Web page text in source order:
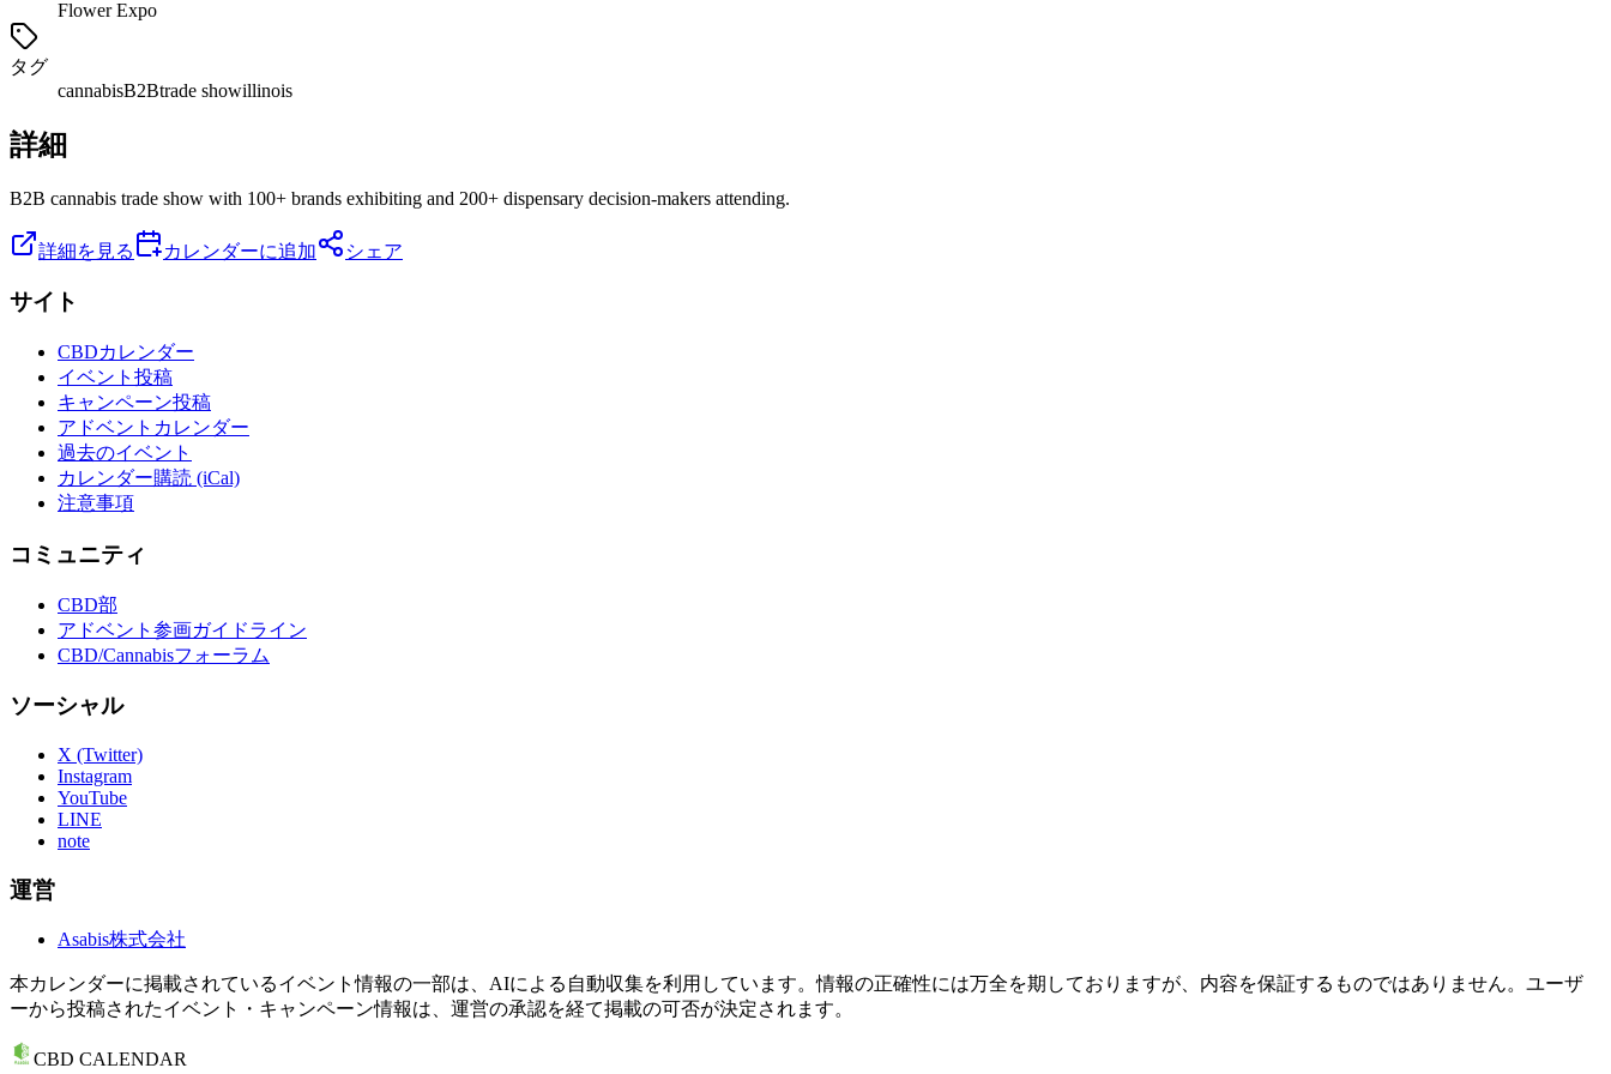
Flower Expo
タグ
cannabisB2Btrade showillinois
詳細
B2B cannabis trade show with 100+ brands exhibiting and 200+ dispensary decision-makers attending.
詳細を見る カレンダーに追加 シェア
サイト
CBDカレンダー
イベント投稿
キャンペーン投稿
アドベントカレンダー
過去のイベント
カレンダー購読 (iCal)
注意事項
コミュニティ
CBD部
アドベント参画ガイドライン
CBD/Cannabisフォーラム
ソーシャル
X (Twitter)
Instagram
YouTube
LINE
note
運営
Asabis株式会社
本カレンダーに掲載されているイベント情報の一部は、AIによる自動収集を利用しています。情報の正確性には万全を期しておりますが、内容を保証するものではありません。ユーザ
ーから投稿されたイベント・キャンペーン情報は、運営の承認を経て掲載の可否が決定されます。
CBD CALENDAR